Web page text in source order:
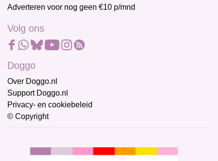
Adverteren voor nog geen €10 p/mnd
Volg ons
Doggo
Over Doggo.nl
Support Doggo.nl
Privacy- en cookiebeleid
© Copyright